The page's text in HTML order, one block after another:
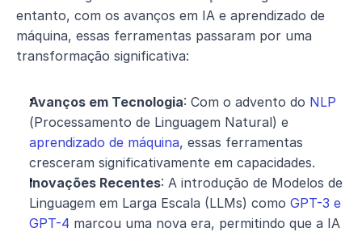
entanto, com os avanços em IA e aprendizado de
máquina, essas ferramentas passaram por uma
transformação significativa:
Avanços em Tecnologia: Com o advento do NLP
aprendizado de máquina, essas ferramentas
cresceram significativamente em capacidades.
Inovações Recentes: A introdução de Modelos de
Linguagem em Larga Escala (LLMs) como GPT-3 e
GPT-4 marcou uma nova era, permitindo que a IA